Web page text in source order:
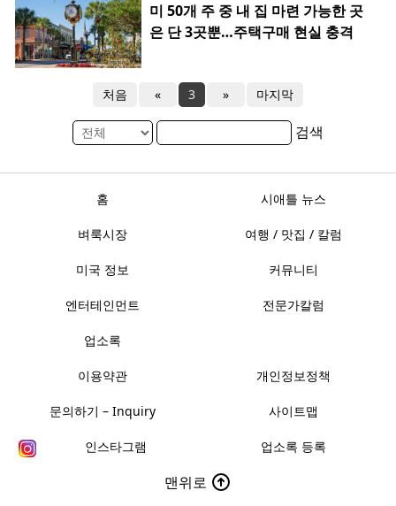
미 50개 주 중 내 집 마련 가능한 곳
은 단 3곳뿐…주택구매 현실 충격
처음 « 3 » 마지막
검색
홈 시애틀 뉴스
벼룩시장 여행 / 맛집 / 칼럼
미국 정보 커뮤니티
엔터테인먼트 전문가칼럼
업소록
이용약관 개인정보정책
문의하기 – Inquiry 사이트맵
인스타그램 업소록 등록
맨위로